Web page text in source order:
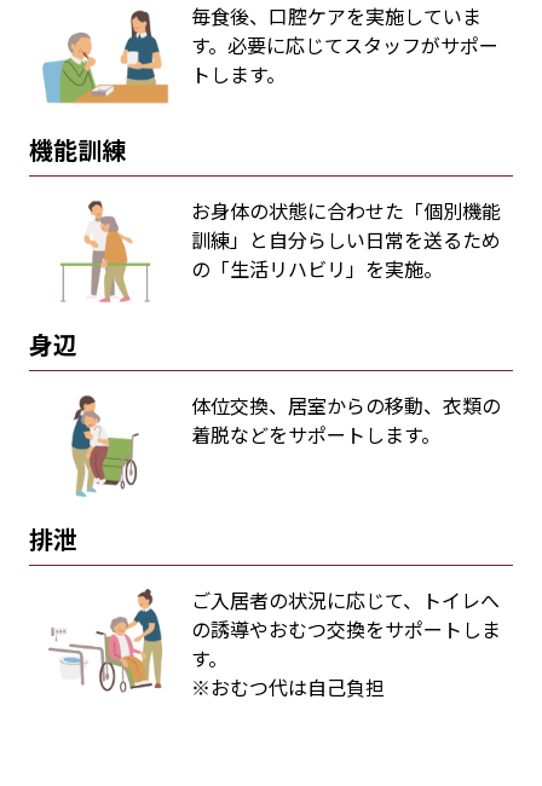
毎食後、口腔ケアを実施していま
す。必要に応じてスタッフがサポー
トします。
機能訓練
お身体の状態に合わせた「個別機能
訓練」と自分らしい日常を送るため
の「生活リハビリ」を実施。
身辺
体位交換、居室からの移動、衣類の
着脱などをサポートします。
排泄
ご入居者の状況に応じて、トイレへ
の誘導やおむつ交換をサポートしま
す。
※おむつ代は自己負担